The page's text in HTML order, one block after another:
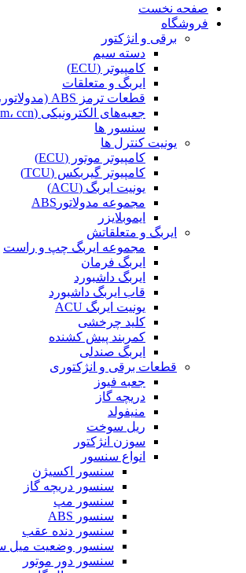
صفحه نخست
فروشگاه
برقی و انژکتور
دسته سیم
کامپیوتر (ECU)
ایربگ و متعلقات
قطعات ترمز ABS (مدولاتور، سنسور و …)
جعبه‌های الکترونیکی (fn، fcm، bcm، ccn و …)
سنسور ها
یونیت کنترل ها
کامپیوتر موتور (ECU)
کامپیوتر گیربکس (TCU)
یونیت ایربگ (ACU)
مجموعه مدولاتورABS
ایموبلایزر
ایربگ و متعلقاتش
مجموعه ایربگ چپ و راست
ایربگ فرمان
ایربگ داشبورد
قاب ایربگ داشبورد
یونیت ایربگ ACU
کلید چرخشی
کمربند پیش کشنده
ایربگ صندلی
قطعات برقی و انژکتوری
جعبه فیوز
دریچه گاز
منیفولد
ریل سوخت
سوزن انژکتور
انواع سنسور
سنسور اکسیژن
سنسور دریچه گاز
سنسور مپ
سنسور ABS
سنسور دنده عقب
سنسور وضعیت میل
سنسور دور موتور